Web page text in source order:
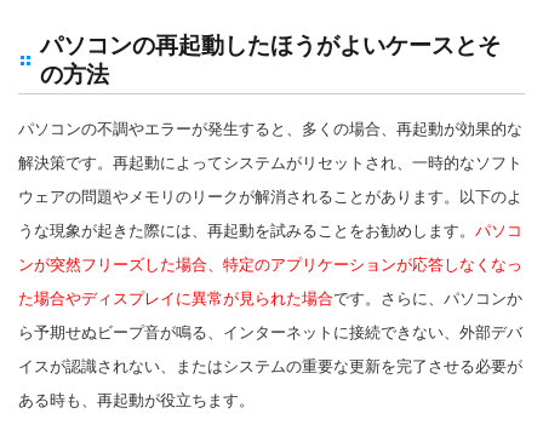
パソコンの再起動したほうがよいケースとそ
の方法
パソコンの不調やエラーが発生すると、多くの場合、再起動が効果的な
解決策です。再起動によってシステムがリセットされ、一時的なソフト
ウェアの問題やメモリのリークが解消されることがあります。以下のよ
うな現象が起きた際には、再起動を試みることをお勧めします。 パソコ
ンが突然フリーズした場合、特定のアプリケーションが応答しなくなっ
た場合やディスプレイに異常が見られた場合です。さらに、パソコンか
ら予期せぬビープ音が鳴る、インターネットに接続できない、外部デバ
イスが認識されない、またはシステムの重要な更新を完了させる必要が
ある時も、再起動が役立ちます。